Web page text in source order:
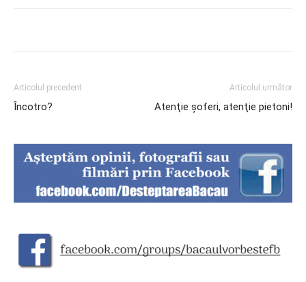
Articolul precedent
Încotro?
Articolul următor
Atenţie şoferi, atenţie pietoni!